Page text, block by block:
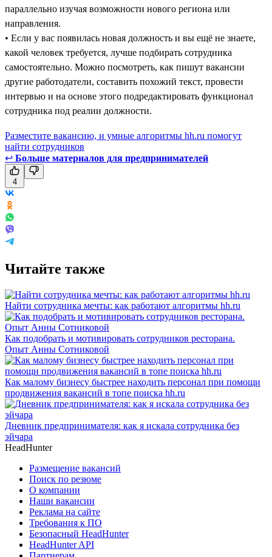
параллельно изучая возможности нового региона или
направления.
• Если у вас появилась новая должность и вы ещё не знаете,
какой человек требуется, лучше подбирать сотрудника
самостоятельно. Можно посмотреть, как пишут вакансии
другие работодатели, составить похожий текст, провести
интервью и на основе этого подредактировать функционал
сотрудника под реалии должности.
Разместите вакансию, и умные алгоритмы hh.ru помогут
найти сотрудников
↩ Больше материалов для предпринимателей
4
Читайте также
Найти сотрудника мечты: как работают алгоритмы hh.ru
Как подобрать и мотивировать сотрудников ресторана.
Опыт Анны Сотниковой
Как малому бизнесу быстрее находить персонал при помощи
продвижения вакансий в топе поиска hh.ru
Дневник предпринимателя: как я искала сотрудника без
эйчара
HeadHunter
Размещение вакансий
Поиск по резюме
О компании
Наши вакансии
Реклама на сайте
Требования к ПО
Безопасный HeadHunter
HeadHunter API